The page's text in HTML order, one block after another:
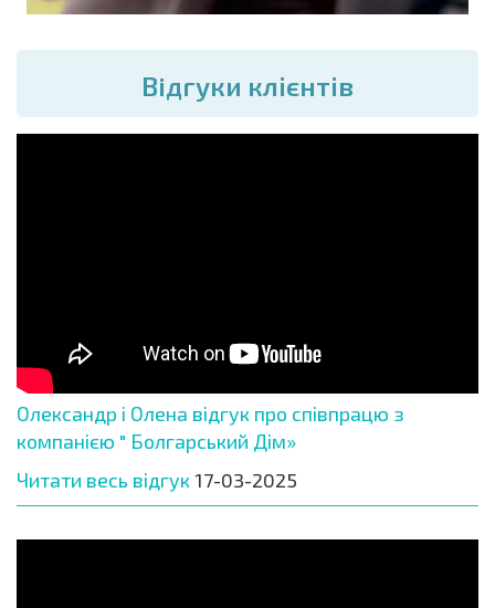
Вiдгуки клієнтів
Олександр і Олена відгук про співпрацю з
компанією " Болгарський Дім»
Читати весь відгук 17-03-2025